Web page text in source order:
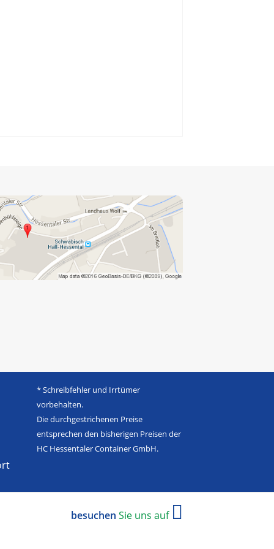
* Schreibfehler und Irrtümer
vorbehalten.
Die durchgestrichenen Preise
entsprechen den bisherigen Preisen der
HC Hessentaler Container GmbH.
besuchen Sie uns auf